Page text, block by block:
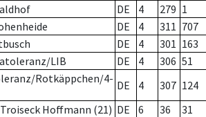
DE 4 279 1
DE 4 311 707
DE 4 301 163
LIB DE 4 306 51
Rotkäppchen/4- DE 4 307 124
Hoffmann (21) DE 6 36 31